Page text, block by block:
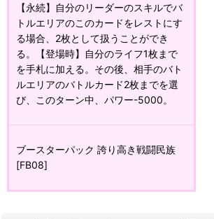
【永続】自分のリーダーのスキルでバ
トルエリアのこのカードをレストにす
る場合、2枚として扱うことができ
る。【登場時】自分のライフ1枚まで
を手札に加える。その後、相手のバト
ルエリアのバトルカード2枚までを選
び、このターン中、パワー-5000。
ブースターパック 誇り高き戦闘民族
[FB08]